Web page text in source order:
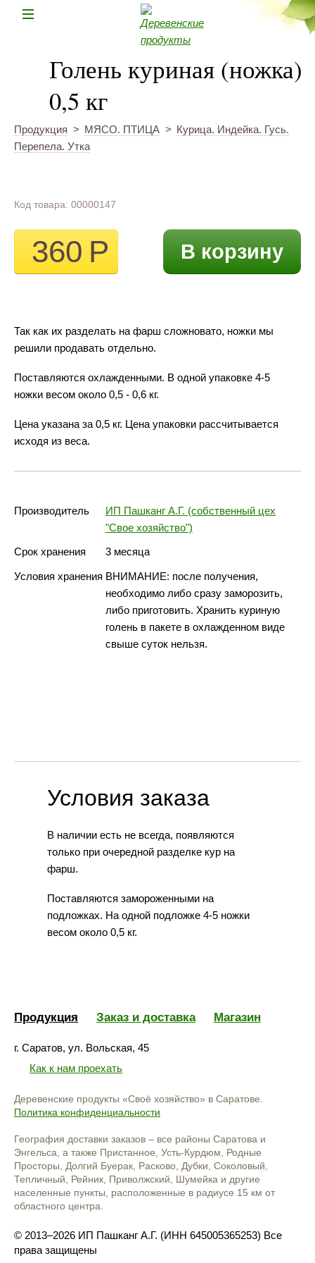
Голень куриная (ножка)
0,5 кг
Продукция > МЯСО. ПТИЦА > Курица. Индейка. Гусь.
Перепела. Утка
Код товара: 00000147
360Р В корзину
Так как их разделать на фарш сложновато, ножки мы
решили продавать отдельно.
Поставляются охлажденными. В одной упаковке 4-5
ножки весом около 0,5 - 0,6 кг.
Цена указана за 0,5 кг. Цена упаковки рассчитывается
исходя из веса.
Производитель
ИП Пашканг А.Г. (собственный цех
"Свое хозяйство")
Срок хранения 3 месяца
Условия хранения ВНИМАНИЕ: после получения,
необходимо либо сразу заморозить,
либо приготовить. Хранить куриную
голень в пакете в охлажденном виде
свыше суток нельзя.
Условия заказа
В наличии есть не всегда, появляются
только при очередной разделке кур на
фарш.
Поставляются замороженными на
подложках. На одной подложке 4-5 ножки
весом около 0,5 кг.
Продукция Заказ и доставка Магазин
г. Саратов, ул. Вольская, 45
Как к нам проехать
Деревенские продукты «Своё хозяйство» в Саратове.
Политика конфиденциальности
География доставки заказов – все районы Саратова и
Энгельса, а также Пристанное, Усть-Курдюм, Родные
Просторы, Долгий Буерак, Расково, Дубки, Соколовый,
Тепличный, Рейник, Приволжский, Шумейка и другие
населенные пункты, расположенные в радиусе 15 км от
областного центра.
© 2013–2026 ИП Пашканг А.Г. (ИНН 645005365253) Все
права защищены